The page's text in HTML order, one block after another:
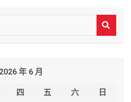
2026 年 6 月
四 五 六
日